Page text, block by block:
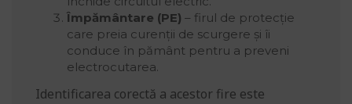
Împământare (PE) – firul de protecție
care preia curenții de scurgere și îi
conduce în pământ pentru a preveni
electrocutarea.
Identificarea corectă a acestor fire este